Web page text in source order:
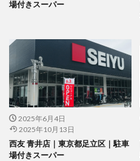
場付きスーパー
2025年6月4日
2025年10月13日
西友 青井店｜東京都足立区｜駐車
場付きスーパー